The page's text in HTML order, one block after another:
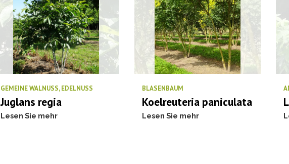
GEMEINE WALNUSS, EDELNUSS
Juglans regia
Lesen Sie mehr
BLASENBAUM
Koelreuteria paniculata
Lesen Sie mehr